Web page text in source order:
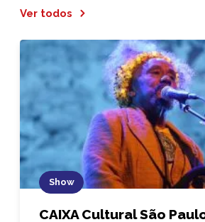
Ver todos
Show
CAIXA Cultural São